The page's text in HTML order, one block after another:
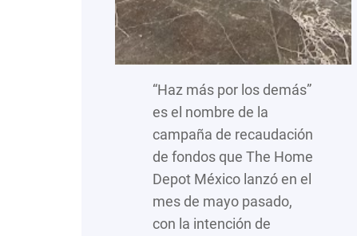
“Haz más por los demás”
es el nombre de la
campaña de recaudación
de fondos que The Home
Depot México lanzó en el
mes de mayo pasado,
con la intención de